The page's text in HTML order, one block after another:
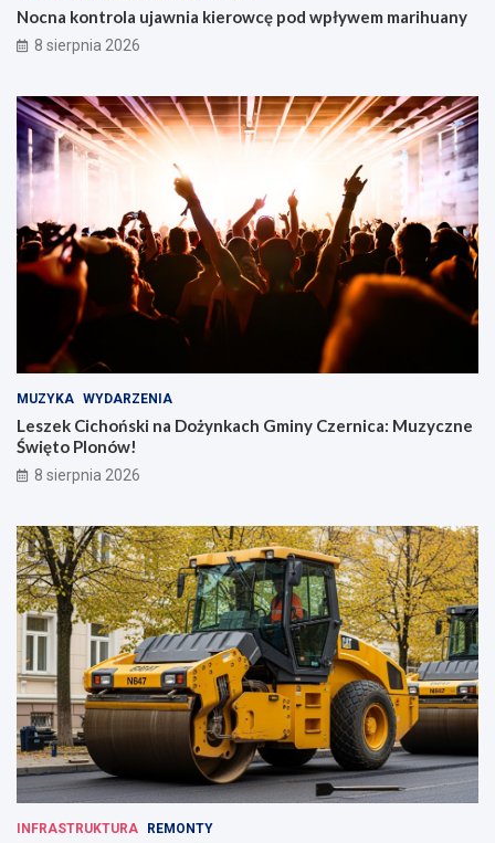
Nocna kontrola ujawnia kierowcę pod wpływem marihuany
8 sierpnia 2026
MUZYKA WYDARZENIA
Leszek Cichoński na Dożynkach Gminy Czernica: Muzyczne
Święto Plonów!
8 sierpnia 2026
INFRASTRUKTURA REMONTY